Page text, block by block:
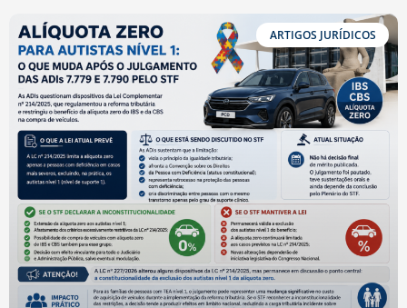
ARTIGOS JURÍDICOS